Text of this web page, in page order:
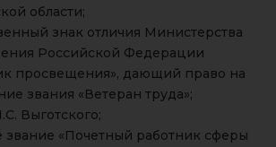
области;
знак отличия Министерства
Российской Федерации
просвещения», дающий право на
звания «Ветеран труда»;
Выготского;
звание «Почетный работник сферы